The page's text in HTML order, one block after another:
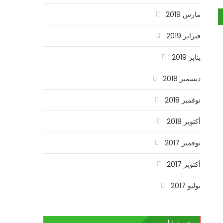
مارس 2019
فبراير 2019
يناير 2019
ديسمبر 2018
نوفمبر 2018
أكتوبر 2018
نوفمبر 2017
أكتوبر 2017
يوليو 2017